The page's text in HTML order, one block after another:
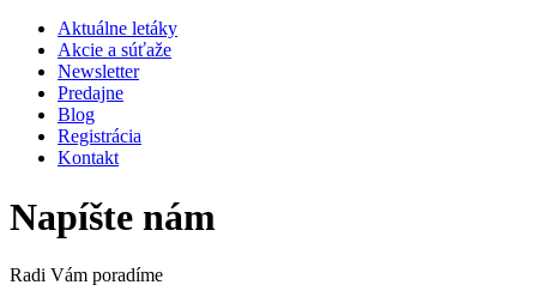
Aktuálne letáky
Akcie a súťaže
Newsletter
Predajne
Blog
Registrácia
Kontakt
Napíšte nám
Radi Vám poradíme